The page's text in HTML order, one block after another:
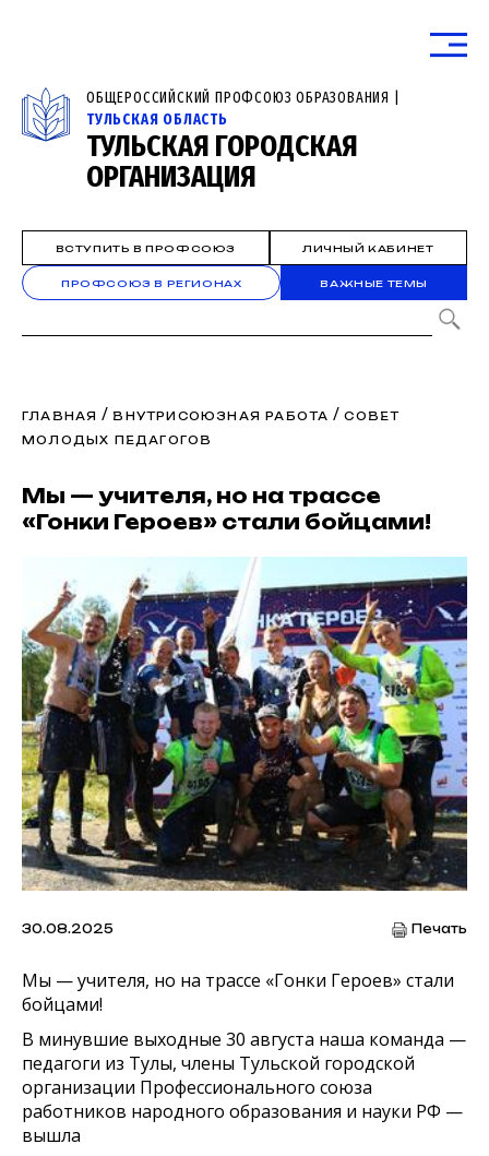
ОБЩЕРОССИЙСКИЙ ПРОФСОЮЗ ОБРАЗОВАНИЯ |
ТУЛЬСКАЯ ОБЛАСТЬ
ТУЛЬСКАЯ ГОРОДСКАЯ
ОРГАНИЗАЦИЯ
ВСТУПИТЬ В ПРОФСОЮЗ ЛИЧНЫЙ КАБИНЕТ
ПРОФСОЮЗ В РЕГИОНАХ ВАЖНЫЕ ТЕМЫ
ГЛАВНАЯ / ВНУТРИСОЮЗНАЯ РАБОТА /СОВЕТ
МОЛОДЫХ ПЕДАГОГОВ
Мы — учителя, но на трассе
«Гонки Героев» стали бойцами!
30.08.2025 Печать
Мы — учителя, но на трассе «Гонки Героев» стали
бойцами!
В минувшие выходные 30 августа наша команда —
педагоги из Тулы, члены Тульской городской
организации Профессионального союза
работников народного образования и науки РФ —
вышла